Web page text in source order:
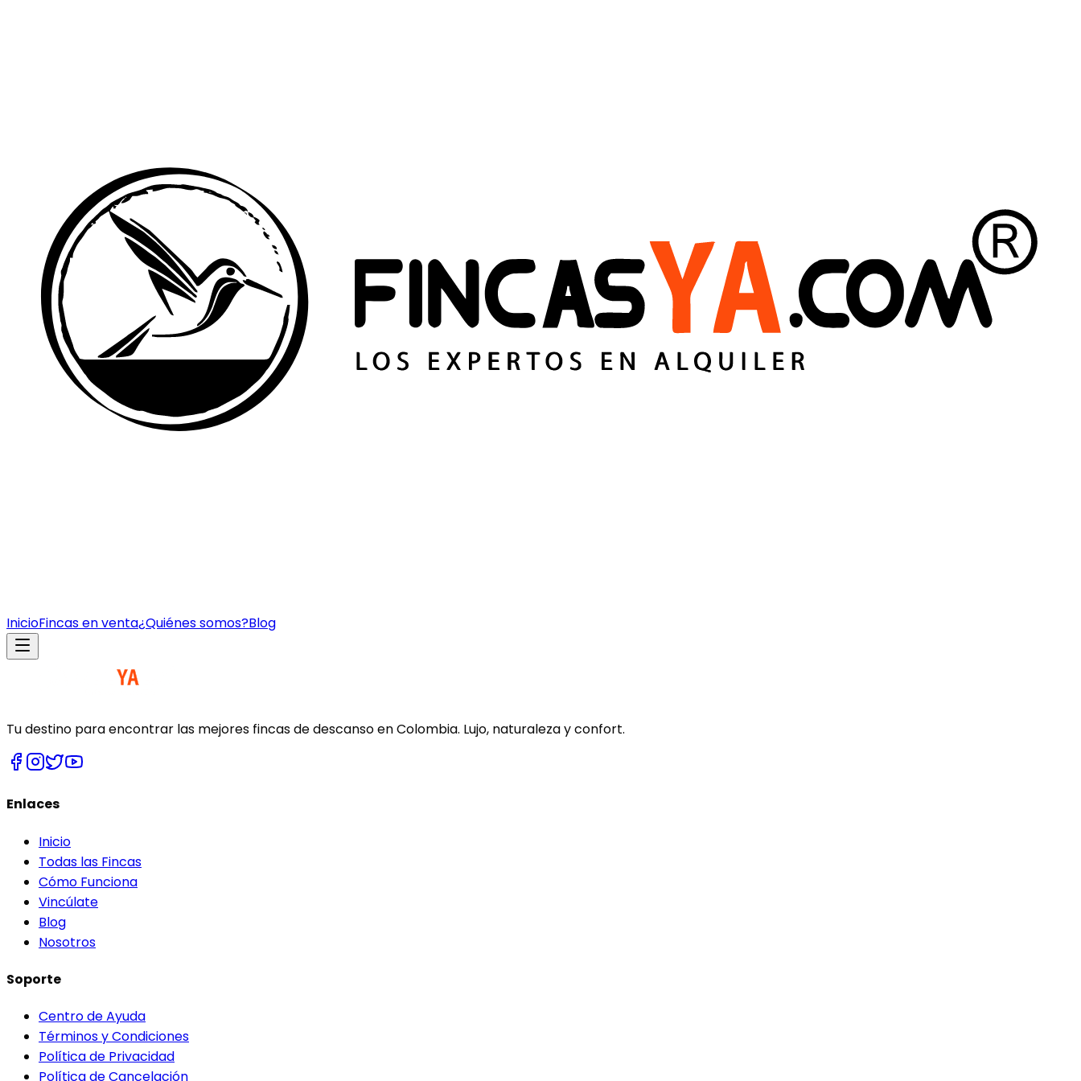
InicioFincas en venta¿Quiénes somos?Blog
Tu destino para encontrar las mejores fincas de descanso en Colombia. Lujo, naturaleza y confort.
Enlaces
Inicio
Todas las Fincas
Cómo Funciona
Vincúlate
Blog
Nosotros
Soporte
Centro de Ayuda
Términos y Condiciones
Política de Privacidad
Política de Cancelación